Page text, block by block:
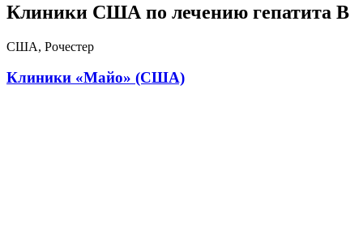
Клиники США по лечению гепатита B
США, Рочестер
Клиники «Майо» (США)